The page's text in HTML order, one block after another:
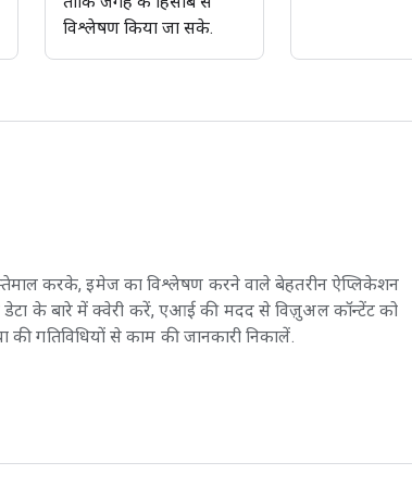
विश्लेषण किया जा सके.
करके, इमेज का विश्लेषण करने वाले बेहतरीन ऐप्लिकेशन
के डेटा के बारे में क्वेरी करें, एआई की मदद से विज़ुअल कॉन्टेंट को
गतिविधियों से काम की जानकारी निकालें.